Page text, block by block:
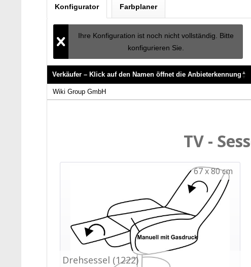
Konfigurator Farbplaner
Ihre Konfiguration ist noch nicht vollständig. Bitte
konfigurieren Sie.
Verkäufer – Klick auf den Namen öffnet die Anbieterkennung
Verkäufer – Klick auf den Namen öffnet die Anbieterkennung
Wiki Group GmbH